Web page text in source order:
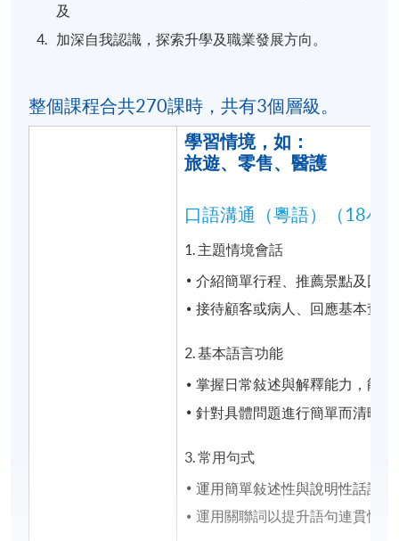
及
加深自我認識，探索升學及職業發展方向。
整個課程合共270課時，共有3個層級。
學習情境，如：
旅遊、零售、醫護
口語溝通（粵語）（18小
1. 主題情境會話
介紹簡單行程、推薦景點及回
接待顧客或病人、回應基本查
2. 基本語言功能
掌握日常敍述與解釋能力，能
針對具體問題進行簡單而清晰的
3. 常用句式
運用簡單敍述性與說明性話語
運用關聯詞以提升語句連貫性